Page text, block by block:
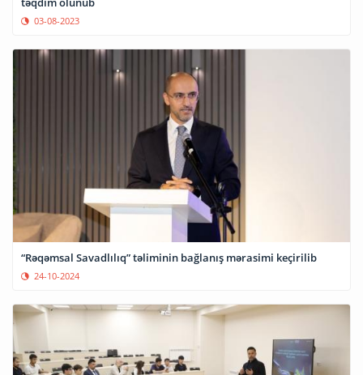
03-08-2023
“Rəqəmsal Savadlılıq” təliminin bağlanış mərasimi keçirilib
24-10-2024